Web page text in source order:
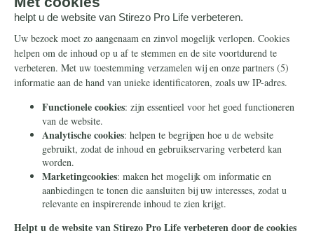
de bevolkingsimplosie
Geen enkel land blijft gespaard van de
verwoestende gevolgen. Het gebrek aan kinderen
begint ernstige economische en politieke gevolgen
te hebben. Binnenkort zullen landen niet langer in
staat zijn om hun bestuursstructuren in stand te
houden, hun economieën draaiende te houden of te
voorzien in de gemeenschappelijke defensie.
Sommige landen worden zelfs met uitsterven
bedreigd. Het is een beangstigend vooruitzicht,
omdat de crisis een omslagpunt lijkt te hebben
bereikt. Deze plotselinge situatie heeft ons
overrompeld. We dachten dat er nog tijd was om